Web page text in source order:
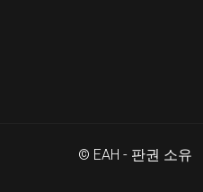
© EAH - 판권 소유